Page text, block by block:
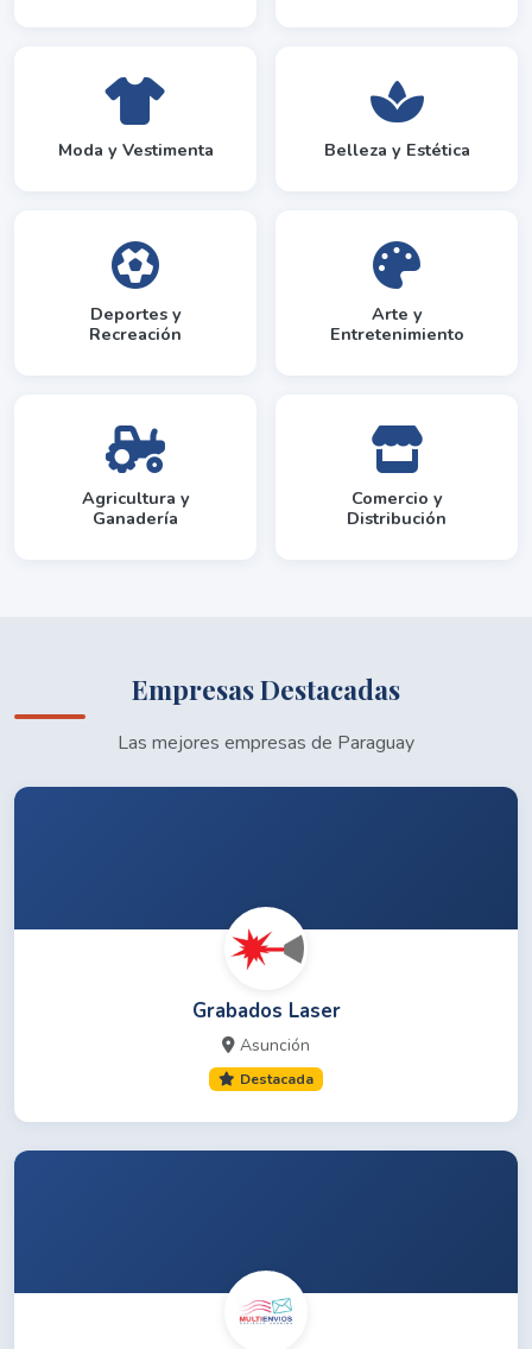
Moda y Vestimenta Belleza y Estética
Deportes y
Recreación
Arte y
Entretenimiento
Agricultura y
Ganadería
Comercio y
Distribución
Empresas Destacadas
Las mejores empresas de Paraguay
Grabados Laser
Asunción
Destacada